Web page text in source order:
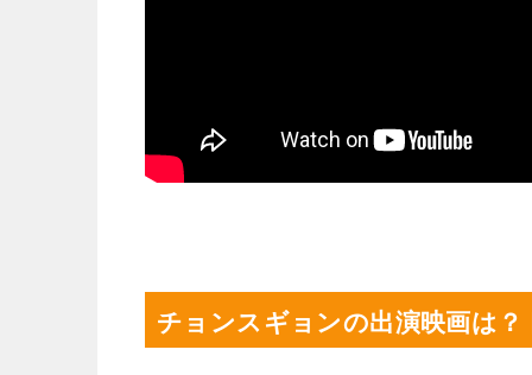
チョンスギョンの出演映画は？